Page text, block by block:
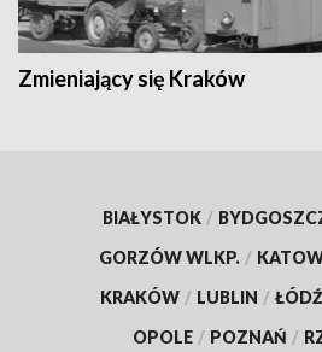
Zmieniający się Kraków
BIAŁYSTOK /
GORZÓW WLKP. /
KRAKÓW / LUBLIN / ŁÓDŹ
OPOLE / POZNAŃ /